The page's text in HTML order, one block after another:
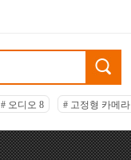
# 오디오 8 # 고정형 카메라